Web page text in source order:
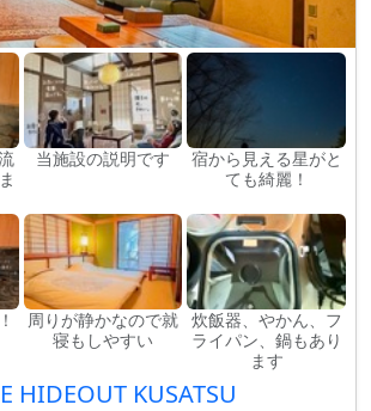
当施設の説明です
宿から見える星がと
ても綺麗！
周りが静かなので就
寝もしやすい
炊飯器、やかん、フ
ライパン、鍋もあり
ます
HIDEOUT KUSATSU